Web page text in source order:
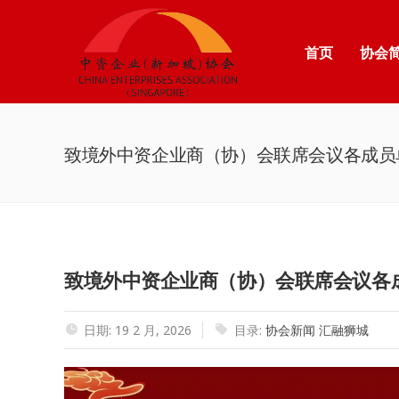
首页 协会
致境外中资企业商（协）会联席会议各成
致境外中资企业商（协）会联席会议
日期: 19 2 月, 2026 目录: 协会新闻 汇融狮城